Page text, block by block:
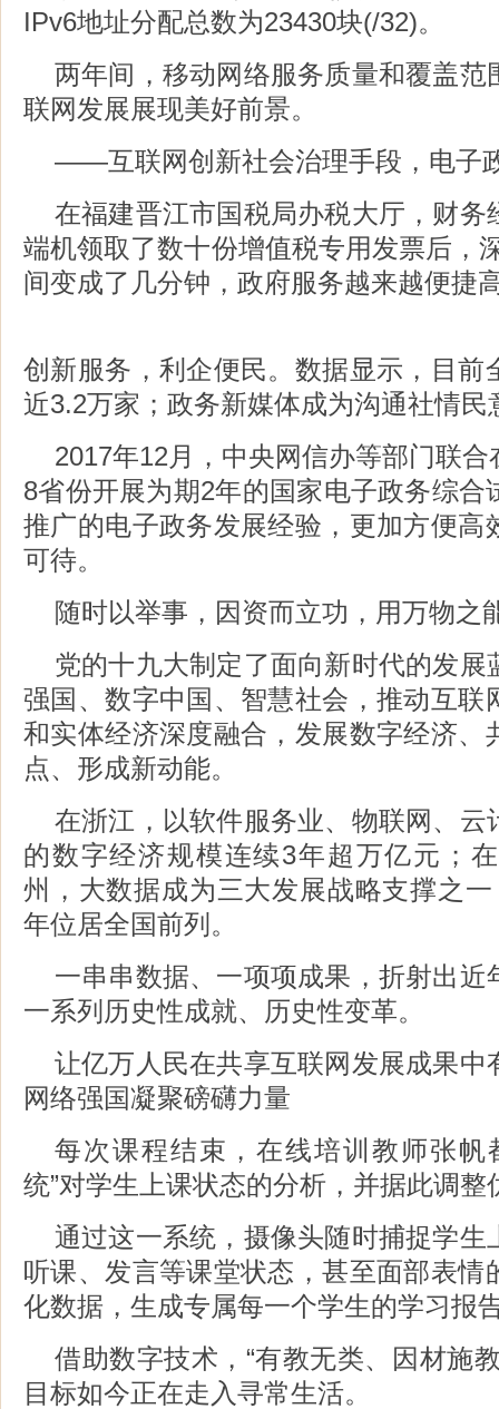
IPv6地址分配总数为23430块(/32)。
两年间，移动网络服务质量和覆盖范
联网发展展现美好前景。
——互联网创新社会治理手段，电子
在福建晋江市国税局办税大厅，财务
端机领取了数十份增值税专用发票后，
间变成了几分钟，政府服务越来越便捷
创新服务，利企便民。数据显示，目前
近3.2万家；政务新媒体成为沟通社情民
2017年12月，中央网信办等部门联
8省份开展为期2年的国家电子政务综合
推广的电子政务发展经验，更加方便高
可待。
随时以举事，因资而立功，用万物之
党的十九大制定了面向新时代的发展
强国、数字中国、智慧社会，推动互联
和实体经济深度融合，发展数字经济、
点、形成新动能。
在浙江，以软件服务业、物联网、云
的数字经济规模连续3年超万亿元；
州，大数据成为三大发展战略支撑之
年位居全国前列。
一串串数据、一项项成果，折射出近
一系列历史性成就、历史性变革。
让亿万人民在共享互联网发展成果中
网络强国凝聚磅礴力量
每次课程结束，在线培训教师张帆
统”对学生上课状态的分析，并据此调整
通过这一系统，摄像头随时捕捉学生
听课、发言等课堂状态，甚至面部表情
化数据，生成专属每一个学生的学习报
借助数字技术，“有教无类、因材施
目标如今正在走入寻常生活。